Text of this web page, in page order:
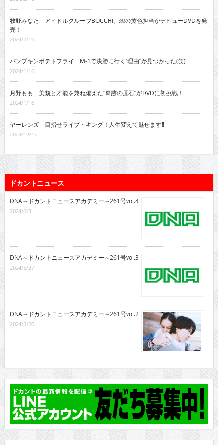
牧野みなた アイドルグループBOCCHI。￼の黄色担当がデビューDVDを発
売！
2024/2/16
パンプキンポテトフライ M-1で決勝に行く“理由”が見つかった(笑)
2024/1/16
月野もも 美貌と才能を兼ね備えた“奇跡の原石”がDVDに初挑戦！
2024/1/16
ヤーレンズ 目指せライブ・キング！人生変えて魅せます!!
2023/12/15
ドカントニュース
DNA～ドカントニュースアカデミー～261号vol.4
2024/6/3
DNA～ドカントニュースアカデミー～261号vol.3
2024/5/27
DNA～ドカントニュースアカデミー～261号vol.2
2024/5/20